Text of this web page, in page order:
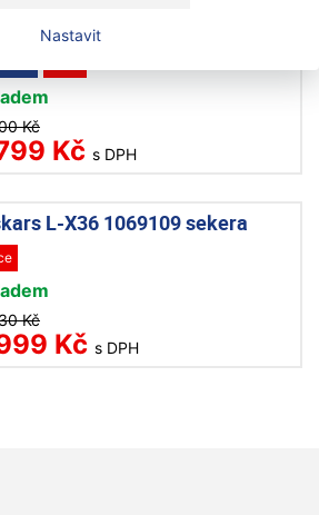
Nastavit
Kč
Kč s DPH
L-X36 1069109 sekera
Kč
Kč s DPH